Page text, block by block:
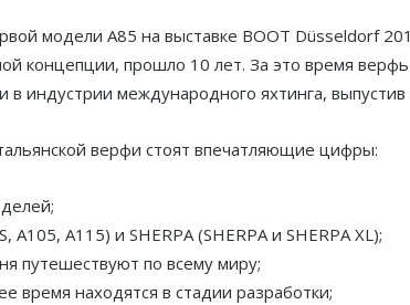
модели A85 на выставке BOOT Düsseldorf
концепции, прошло 10 лет. За это время верфь
в индустрии международного яхтинга,
верфи стоят впечатляющие цифры:
A115) и SHERPA (SHERPA и SHERPA XL);
путешествуют по всему миру;
время находятся в стадии разработки;